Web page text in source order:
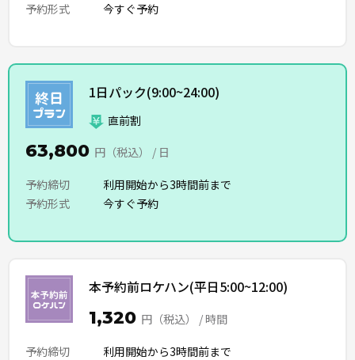
予約形式 今すぐ予約
1日パック(9:00~24:00)
直前割
63,800 円（税込） / 日
予約締切 利用開始から3時間前まで
予約形式 今すぐ予約
本予約前ロケハン(平日5:00~12:00)
1,320 円（税込） / 時間
予約締切 利用開始から3時間前まで